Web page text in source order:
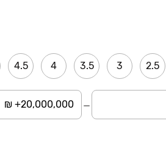
2.5
3
3.5
4
4.5
3 חדרים • קומה ‎6‏ • 80 מ״ר
מחוז צפון והעמקים